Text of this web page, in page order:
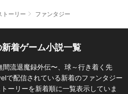
トーリー ファンタジー
着ゲーム小説一覧
間流退魔録外伝〜、球～行き着く先
で配信されている新着のファンタジー
ーリーを新着順に一覧表示していま